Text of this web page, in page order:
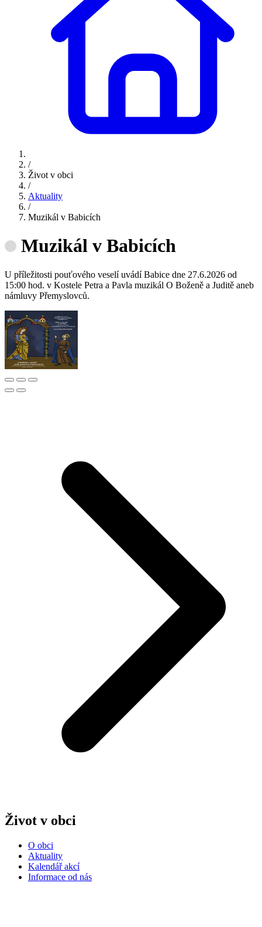
/
Život v obci
/
Aktuality
/
Muzikál v Babicích
Muzikál v Babicích
U příležitosti pouťového veselí uvádí Babice dne 27.6.2026 od
15:00 hod. v Kostele Petra a Pavla muzikál O Boženě a Juditě aneb
námluvy Přemyslovců.
Život v obci
O obci
Aktuality
Kalendář akcí
Informace od nás